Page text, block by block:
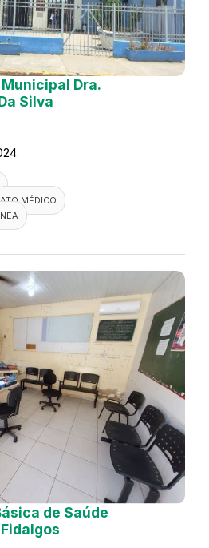
Dra.
Silva
ATO MÉDICO
de Saúde